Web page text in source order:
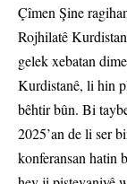
Çîmen Şine
Rojhilatê
gelek xebatan
Kurdistanê, li hin
bêhtir bûn. Bi
2025’an de li ser
konferansan hatin